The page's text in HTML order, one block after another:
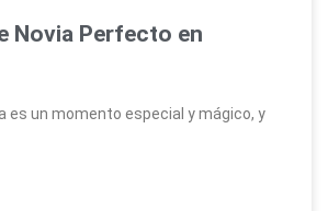
Novia Perfecto en
es un momento especial y mágico, y